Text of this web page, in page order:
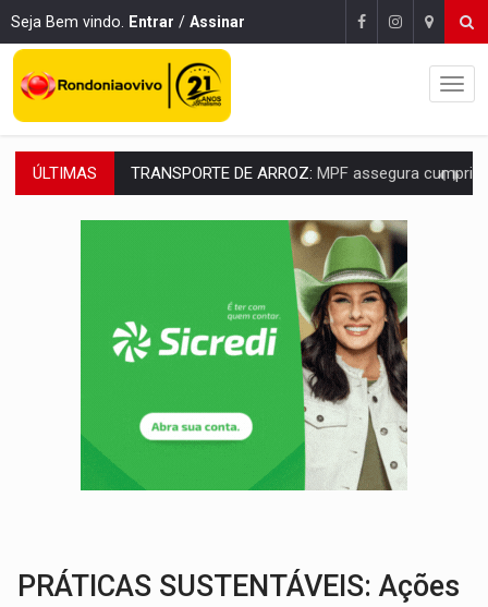
Seja Bem vindo. Entrar / Assinar
ÚLTIMAS DEEPFAKE:Sancionada lei contra violência sexual infantil na
COLEGIADO:Brasil e Rússia discutem energia nuclear, defesa e
Colisão entre caminhão e carro deixa quatro mortos e um em
Amazônia Negra ganha projeção nacional com participação de
PREVISÃO:Porto Velho tem chances de chuvas isoladas nesta
Assembleia Geral delibera greve da educação
PROCESSO SELETIVO: Rondoniaovivo abre oficina de Comunicação com
AGOSTO LILÁS: MPRO lança de portal e promove reflexão sobre trajetória da
TRANSPORTE DE ARROZ:
PRÁTICAS SUSTENTÁVEIS: Ações